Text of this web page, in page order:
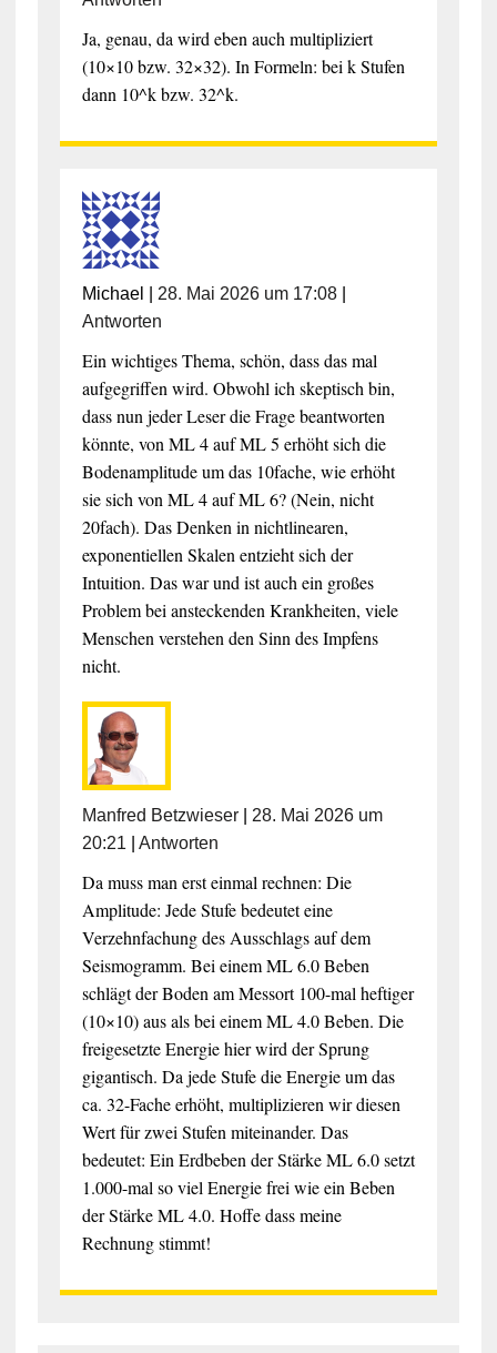
Ja, genau, da wird eben auch multipliziert
(10×10 bzw. 32×32). In Formeln: bei k Stufen
dann 10^k bzw. 32^k.
Michael 28. Mai 2026 um 17:08|
Antworten
Ein wichtiges Thema, schön, dass das mal
aufgegriffen wird. Obwohl ich skeptisch bin,
dass nun jeder Leser die Frage beantworten
könnte, von ML 4 auf ML 5 erhöht sich die
Bodenamplitude um das 10fache, wie erhöht
sie sich von ML 4 auf ML 6? (Nein, nicht
20fach). Das Denken in nichtlinearen,
exponentiellen Skalen entzieht sich der
Intuition. Das war und ist auch ein großes
Problem bei ansteckenden Krankheiten, viele
Menschen verstehen den Sinn des Impfens
nicht.
Manfred Betzwieser| 28. Mai 2026 um
20:21
Antworten
Da muss man erst einmal rechnen: Die
Amplitude: Jede Stufe bedeutet eine
Verzehnfachung des Ausschlags auf dem
Seismogramm. Bei einem ML 6.0 Beben
schlägt der Boden am Messort 100-mal heftiger
(10×10) aus als bei einem ML 4.0 Beben. Die
freigesetzte Energie hier wird der Sprung
gigantisch. Da jede Stufe die Energie um das
ca. 32-Fache erhöht, multiplizieren wir diesen
Wert für zwei Stufen miteinander. Das
bedeutet: Ein Erdbeben der Stärke ML 6.0 setzt
1.000-mal so viel Energie frei wie ein Beben
der Stärke ML 4.0. Hoffe dass meine
Rechnung stimmt!